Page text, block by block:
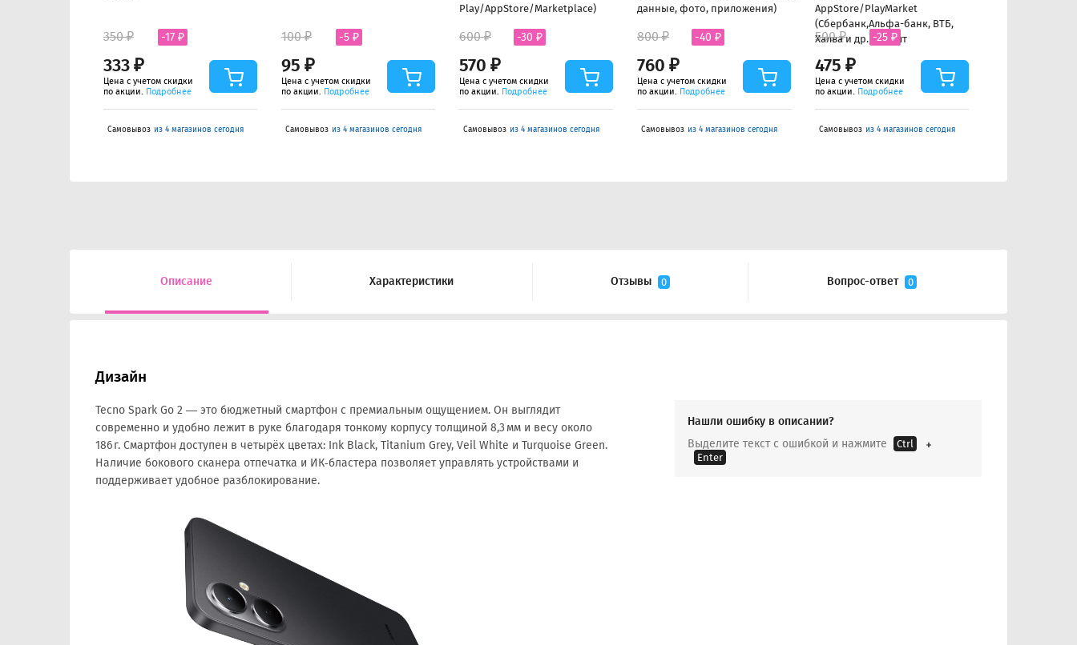
333 ₽
350 ₽ -17 ₽
Цена с учетом скидки
по акции. Подробнее
Самовывоз из 4 магазинов сегодня
95 ₽
100 ₽ -5 ₽
Цена с учетом скидки
по акции. Подробнее
Самовывоз из 4 магазинов сегодня
Play/AppStore/Marketplace)
570 ₽
600 ₽ -30 ₽
Цена с учетом скидки
по акции. Подробнее
Самовывоз из 4 магазинов сегодня
данные, фото, приложения)
760 ₽
800 ₽ -40 ₽
Цена с учетом скидки
по акции. Подробнее
Самовывоз из 4 магазинов сегодня
AppStore/PlayMarket
(Сбербанк,Альфа-банк, ВТБ,
Халва и др.) до 5шт
475 ₽
500 ₽ -25 ₽
Цена с учетом скидки
по акции. Подробнее
Самовывоз из 4 магазинов сегодня
Описание Характеристики Отзывы 0 Вопрос-ответ 0
Дизайн
Tecno Spark Go 2 — это бюджетный смартфон с премиальным ощущением. Он выглядит
современно и удобно лежит в руке благодаря тонкому корпусу толщиной 8,3 мм и весу около
186 г. Смартфон доступен в четырёх цветах: Ink Black, Titanium Grey, Veil White и Turquoise Green.
Наличие бокового сканера отпечатка и ИК‑бластера позволяет управлять устройствами и
поддерживает удобное разблокирование.
Нашли ошибку в описании?
Выделите текст с ошибкой и нажмите
Ctrl
Enter